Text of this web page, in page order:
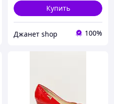
Купить
Джанет shop 100%